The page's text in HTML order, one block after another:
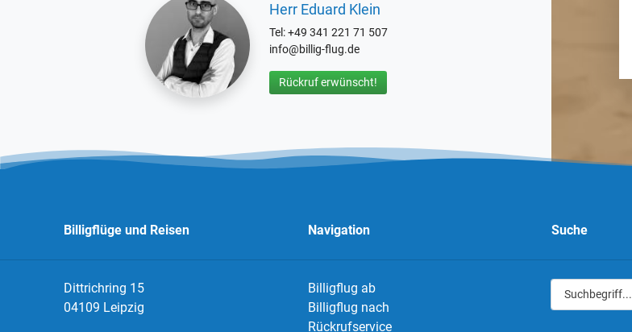
Herr Eduard Klein
Tel: +49 341 221 71 507
info@billig-flug.de
Rückruf erwünscht!
Billigflüge und Reisen
Dittrichring 15
04109 Leipzig
Navigation
Billigflug ab
Billigflug nach
Rückrufservice
Suche